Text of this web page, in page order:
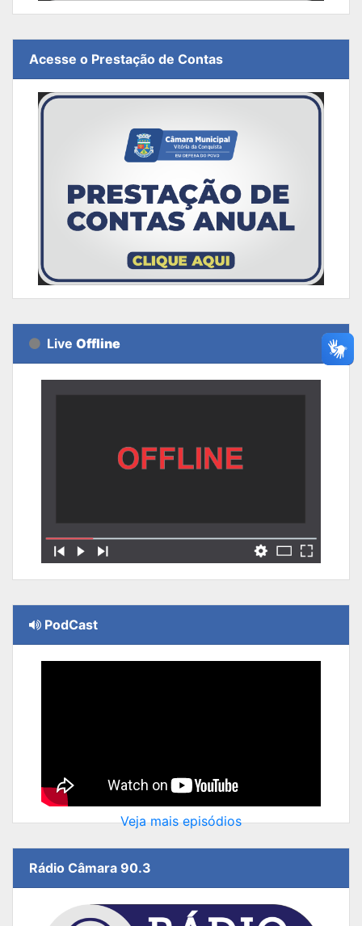
Acesse o Prestação de Contas
Live Offline
PodCast
Veja mais episódios
Rádio Câmara 90.3